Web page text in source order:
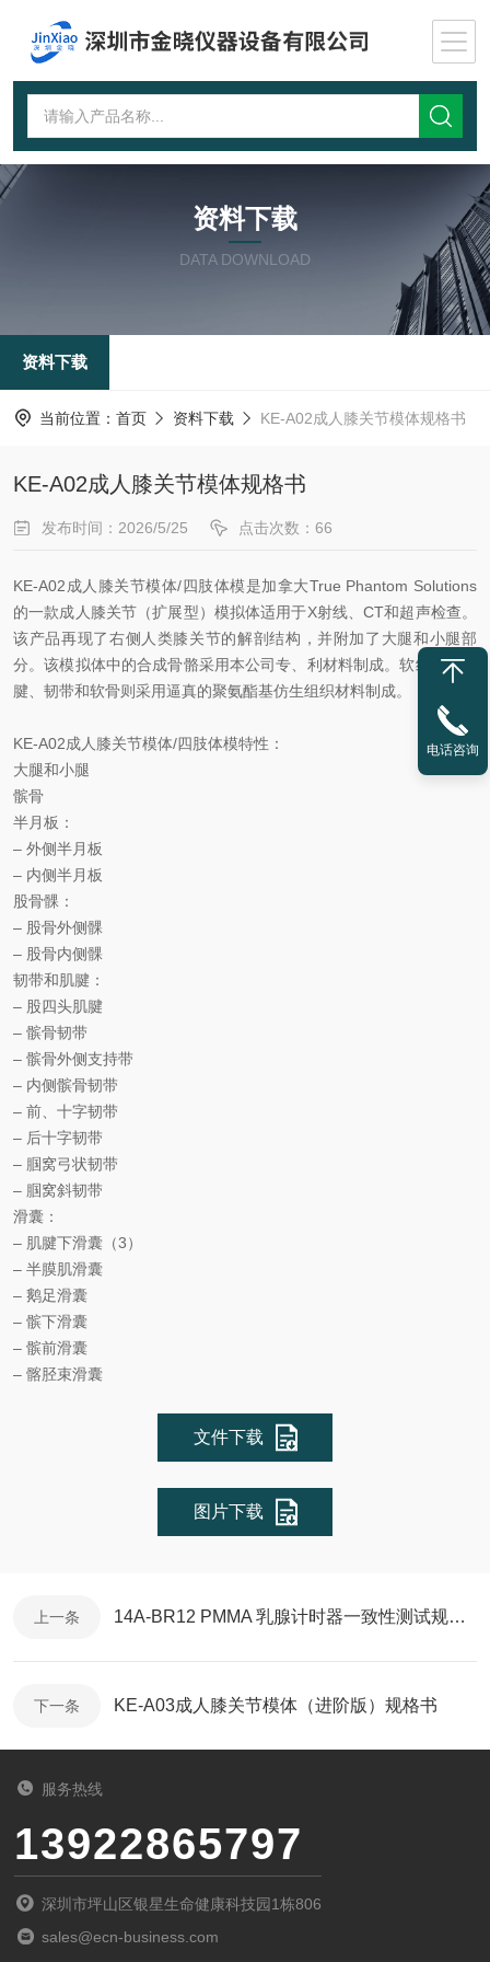
资料下载
DATA DOWNLOAD
资料下载
当前位置： 首页 资料下载 KE-A02成人膝关节模体规格书
KE-A02成人膝关节模体规格书
发布时间：2026/5/25 点击次数：66
KE-A02成人膝关节模体/四肢体模是加拿大True Phantom Solutions
的一款成人膝关节（扩展型）模拟体适用于X射线、CT和超声检查。
该产品再现了右侧人类膝关节的解剖结构，并附加了大腿和小腿部
分。该模拟体中的合成骨骼采用本公司专、利材料制成。软组织、肌
腱、韧带和软骨则采用逼真的聚氨酯基仿生组织材料制成。
KE-A02成人膝关节模体/四肢体模特性：
大腿和小腿
髌骨
半月板：
– 外侧半月板
– 内侧半月板
股骨髁：
– 股骨外侧髁
– 股骨内侧髁
韧带和肌腱：
– 股四头肌腱
– 髌骨韧带
– 髌骨外侧支持带
– 内侧髌骨韧带
– 前、十字韧带
– 后十字韧带
– 腘窝弓状韧带
– 腘窝斜韧带
滑囊：
– 肌腱下滑囊（3）
– 半膜肌滑囊
– 鹅足滑囊
– 髌下滑囊
– 髌前滑囊
– 髂胫束滑囊
文件下载
图片下载
上一条 14A‑BR12 PMMA 乳腺计时器一致性测试规格书
下一条 KE-A03成人膝关节模体（进阶版）规格书
服务热线
13922865797
深圳市坪山区银星生命健康科技园1栋806
sales@ecn-business.com
电话咨询